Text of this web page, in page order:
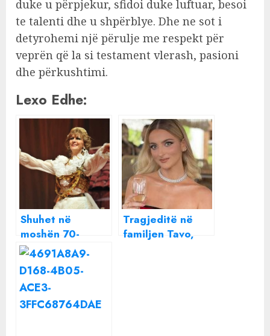
duke u përpjekur, sfidoi duke luftuar, besoi
te talenti dhe u shpërblye. Dhe ne sot i
detyrohemi një përulje me respekt për
veprën që la si testament vlerash, pasioni
dhe përkushtimi.
Lexo Edhe:
Shuhet në
moshën 70-
vjeçare valltarja
e shquar Liljana
Cingu
Tragjeditë në
familjen Tavo,